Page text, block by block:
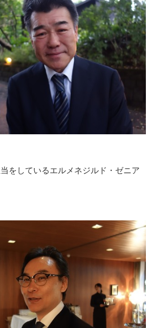
をしているエルメネジルド・ゼニア